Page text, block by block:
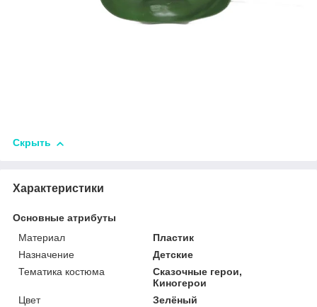
Скрыть
Характеристики
Основные атрибуты
Материал
Пластик
Назначение
Детские
Тематика костюма
Сказочные герои,
Киногерои
Цвет
Зелёный